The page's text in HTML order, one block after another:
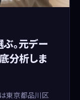
。元デー
分析しま
は東京都品川区